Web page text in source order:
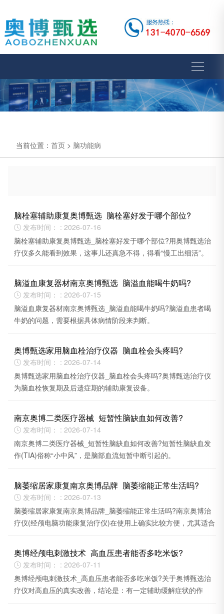
当前位置： 首页 > 脑功能病
脑栓塞辅助康复奥博甄选_脑栓塞好发于哪个部位?
 发布时间： : 2026-07-16
脑栓塞辅助康复奥博甄选_脑栓塞好发于哪个部位?用奥博甄选治
疗仪多久能看到效果，这事儿还真急不得，得看“慢工出细活”。
脑溢血康复器材南京奥博甄选_脑溢血能喝牛奶吗?
 发布时间： : 2026-07-15
脑溢血康复器材南京奥博甄选_脑溢血能喝牛奶吗?脑溢血患者喝
牛奶的问题，需要根据具体病情阶段来判断。
奥博甄选家用脑血栓治疗仪器_脑血栓会头疼吗?
 发布时间： : 2026-07-14
奥博甄选家用脑血栓治疗仪器_脑血栓会头疼吗?奥博甄选治疗仪
为脑血栓恢复期及后遗症期的辅助康复设备。
南京奥博二类医疗器械_短暂性脑缺血如何改善?
 发布时间： : 2026-07-14
南京奥博二类医疗器械_短暂性脑缺血如何改善?短暂性脑缺血发
作(TIA)俗称“小中风”，是脑部血流短暂中断引起的。
脑萎缩居家康复南京奥博品牌_脑萎缩能正常生活吗?
 发布时间： : 2026-07-13
脑萎缩居家康复南京奥博品牌_脑萎缩能正常生活吗?南京奥博治
疗仪(经颅电脑功能康复治疗仪)在使用上确实比较方便，尤其适合
奥博经颅电刺激技术_高血压患者能否多吃米饭?
 发布时间： : 2026-07-11
奥博经颅电刺激技术_高血压患者能否多吃米饭?关于奥博甄选治
疗仪对高血压的真实改善，结论是：有一定辅助缓解症状的作